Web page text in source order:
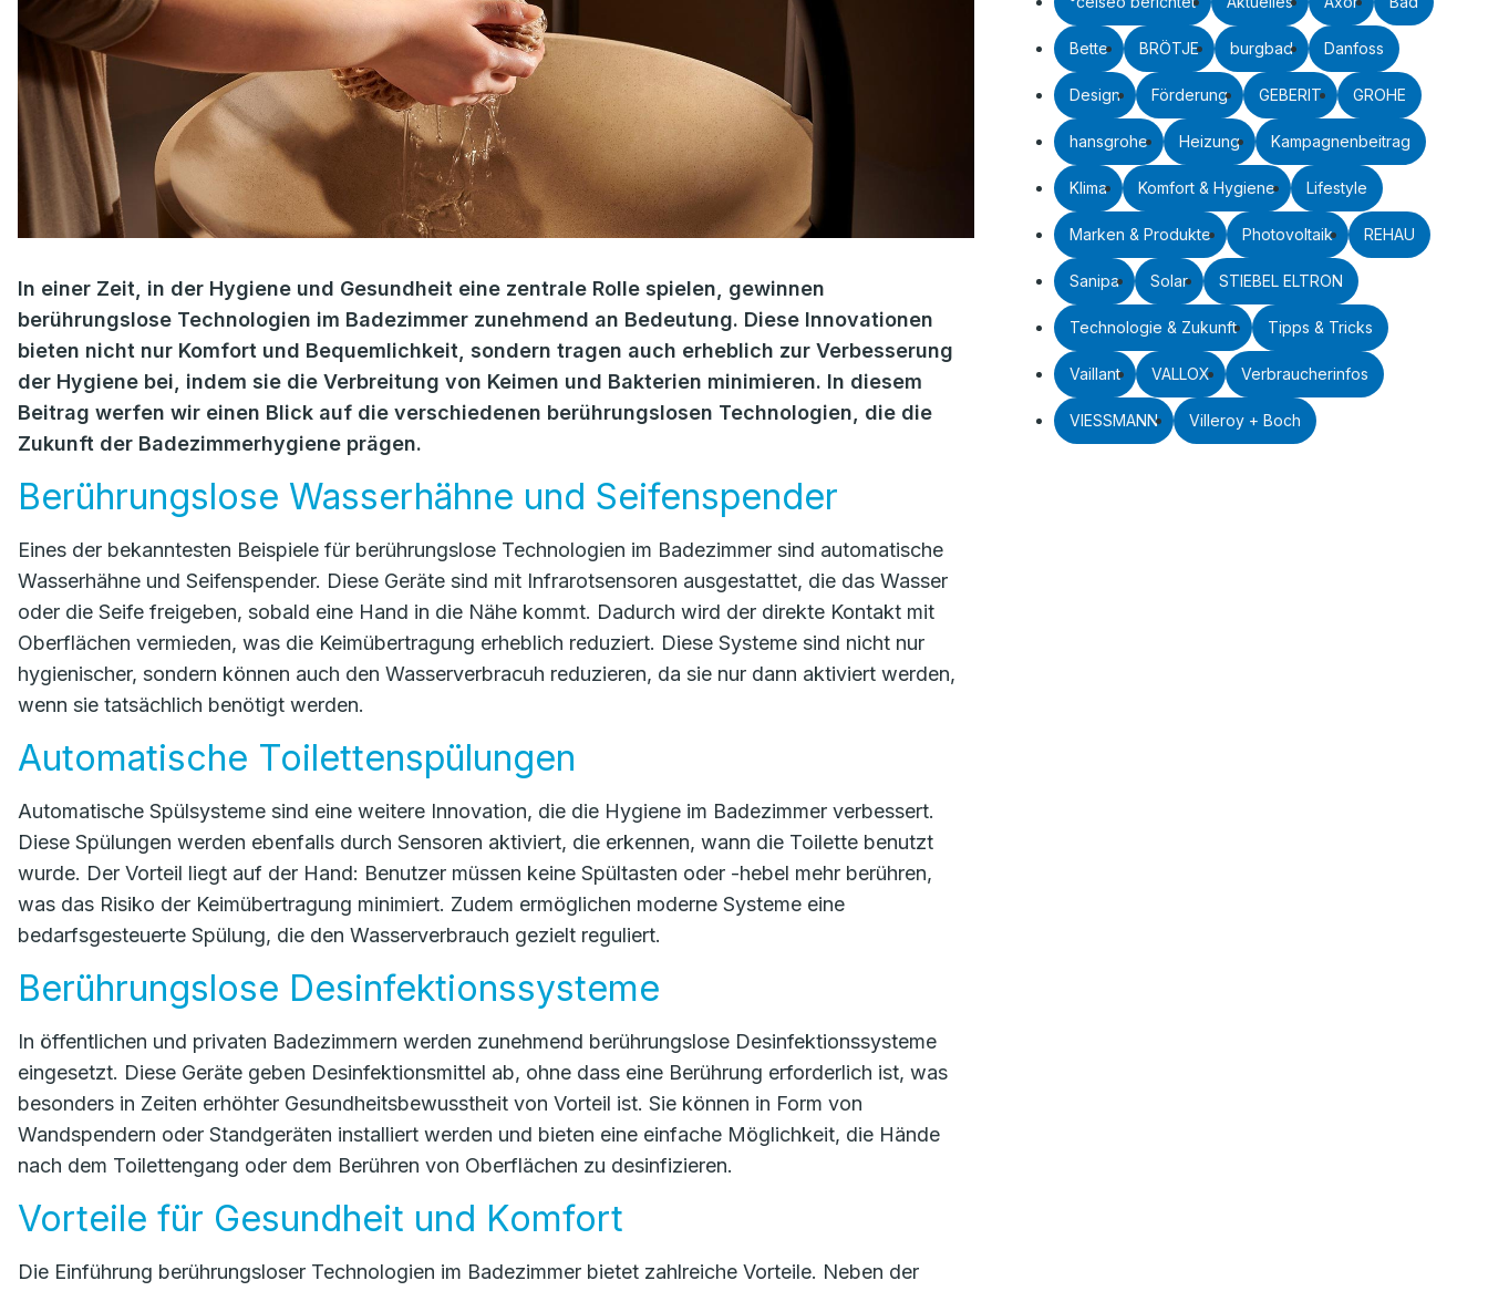
In einer Zeit, in der Hygiene und Gesundheit eine zentrale Rolle spielen, gewinnen
berührungslose Technologien im Badezimmer zunehmend an Bedeutung. Diese Innovationen
bieten nicht nur Komfort und Bequemlichkeit, sondern tragen auch erheblich zur Verbesserung
der Hygiene bei, indem sie die Verbreitung von Keimen und Bakterien minimieren. In diesem
Beitrag werfen wir einen Blick auf die verschiedenen berührungslosen Technologien, die die
Zukunft der Badezimmerhygiene prägen.
Berührungslose Wasserhähne und Seifenspender
Eines der bekanntesten Beispiele für berührungslose Technologien im Badezimmer sind automatische
Wasserhähne und Seifenspender. Diese Geräte sind mit Infrarotsensoren ausgestattet, die das Wasser
oder die Seife freigeben, sobald eine Hand in die Nähe kommt. Dadurch wird der direkte Kontakt mit
Oberflächen vermieden, was die Keimübertragung erheblich reduziert. Diese Systeme sind nicht nur
hygienischer, sondern können auch den Wasserverbracuh reduzieren, da sie nur dann aktiviert werden,
wenn sie tatsächlich benötigt werden.
Automatische Toilettenspülungen
Automatische Spülsysteme sind eine weitere Innovation, die die Hygiene im Badezimmer verbessert.
Diese Spülungen werden ebenfalls durch Sensoren aktiviert, die erkennen, wann die Toilette benutzt
wurde. Der Vorteil liegt auf der Hand: Benutzer müssen keine Spültasten oder -hebel mehr berühren,
was das Risiko der Keimübertragung minimiert. Zudem ermöglichen moderne Systeme eine
bedarfsgesteuerte Spülung, die den Wasserverbrauch gezielt reguliert.
Berührungslose Desinfektionssysteme
In öffentlichen und privaten Badezimmern werden zunehmend berührungslose Desinfektionssysteme
eingesetzt. Diese Geräte geben Desinfektionsmittel ab, ohne dass eine Berührung erforderlich ist, was
besonders in Zeiten erhöhter Gesundheitsbewusstheit von Vorteil ist. Sie können in Form von
Wandspendern oder Standgeräten installiert werden und bieten eine einfache Möglichkeit, die Hände
nach dem Toilettengang oder dem Berühren von Oberflächen zu desinfizieren.
Vorteile für Gesundheit und Komfort
Die Einführung berührungsloser Technologien im Badezimmer bietet zahlreiche Vorteile. Neben der
Bette BRÖTJE burgbad Danfoss
Design Förderung GEBERIT GROHE
hansgrohe Heizung Kampagnenbeitrag
Klima Komfort & Hygiene Lifestyle
Marken & Produkte Photovoltaik REHAU
Sanipa Solar STIEBEL ELTRON
Technologie & Zukunft Tipps & Tricks
Vaillant VALLOX Verbraucherinfos
VIESSMANN Villeroy + Boch